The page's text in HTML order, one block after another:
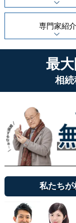
専門家紹介
最
相
私たちが